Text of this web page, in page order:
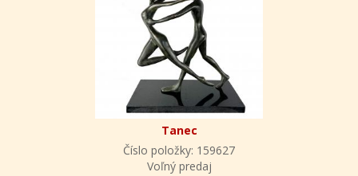
Tanec
Číslo položky: 159627
Voľný predaj